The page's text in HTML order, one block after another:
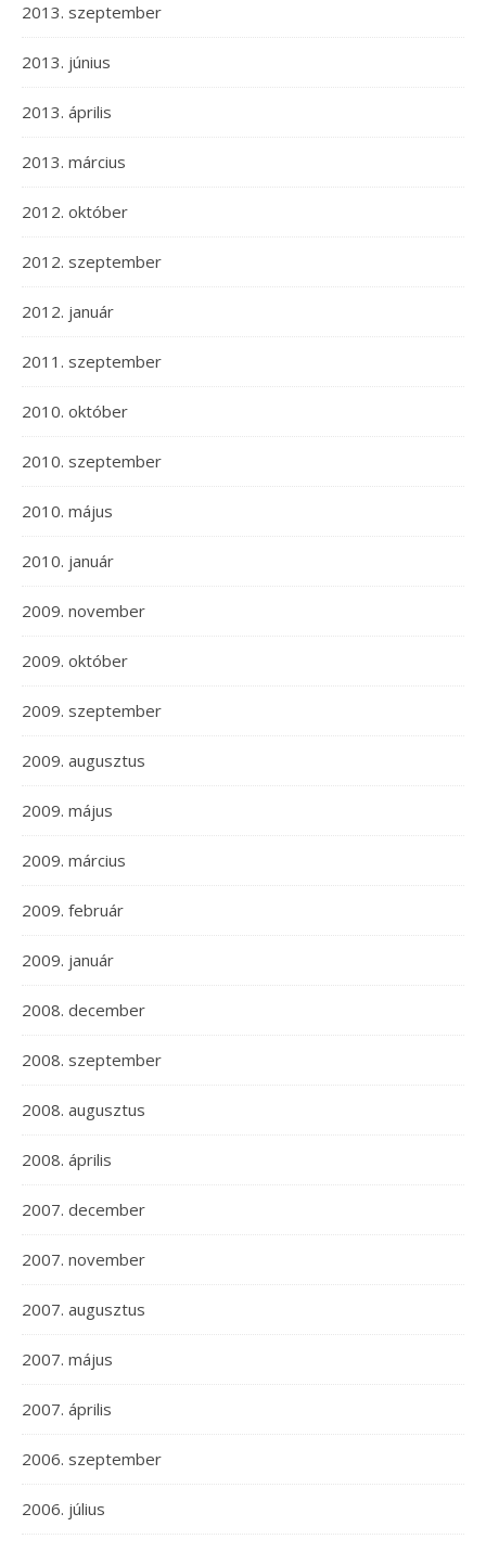
2013. szeptember
2013. június
2013. április
2013. március
2012. október
2012. szeptember
2012. január
2011. szeptember
2010. október
2010. szeptember
2010. május
2010. január
2009. november
2009. október
2009. szeptember
2009. augusztus
2009. május
2009. március
2009. február
2009. január
2008. december
2008. szeptember
2008. augusztus
2008. április
2007. december
2007. november
2007. augusztus
2007. május
2007. április
2006. szeptember
2006. július